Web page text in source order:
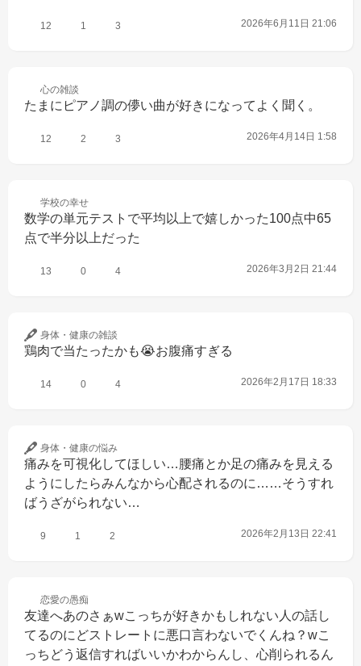
12 1 3 2026年6月11日 21:06
心の雑談
たまにピアノ調の儚い曲が好きになってよく聞く。
12 2 3 2026年4月14日 1:58
学校の幸せ
数学の単元テストで平均以上で嬉しかった100点中65
点で半分以上だった
13 0 4 2026年3月2日 21:44
身体・健康の雑談
鶏肉で当たったかも😭お腹痛すぎる
14 0 4 2026年2月17日 18:33
身体・健康の悩み
痛みを可視化してほしい…腰痛とか足の痛みを見える
ようにしたらみんなから心配されるのに……そうすれ
ばうざがられない…
9 1 2 2026年2月13日 22:41
恋愛の愚痴
友達へあのさぁwこっちが好きかもしれない人の話し
てるのにどストレートに悪口言わないでくんね？wこ
っちどう返信すればいいかわからんし、心削られるん